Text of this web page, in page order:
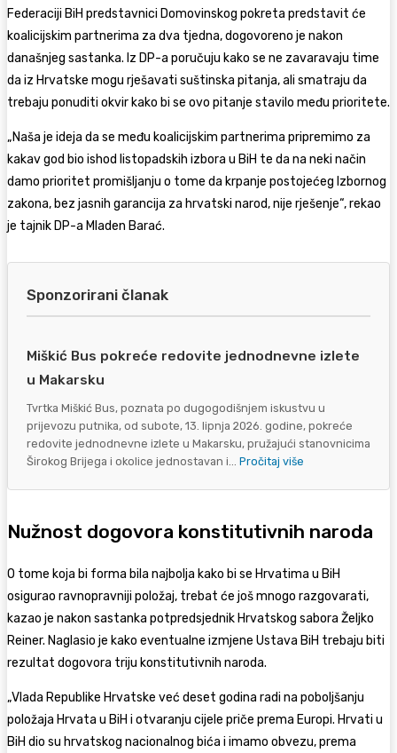
Federaciji BiH predstavnici Domovinskog pokreta predstavit će
koalicijskim partnerima za dva tjedna, dogovoreno je nakon
današnjeg sastanka. Iz DP-a poručuju kako se ne zavaravaju time
da iz Hrvatske mogu rješavati suštinska pitanja, ali smatraju da
trebaju ponuditi okvir kako bi se ovo pitanje stavilo među prioritete.
„Naša je ideja da se među koalicijskim partnerima pripremimo za
kakav god bio ishod listopadskih izbora u BiH te da na neki način
damo prioritet promišljanju o tome da krpanje postojećeg Izbornog
zakona, bez jasnih garancija za hrvatski narod, nije rješenje“, rekao
je tajnik DP-a Mladen Barać.
Sponzorirani članak
Miškić Bus pokreće redovite jednodnevne izlete
u Makarsku
Tvrtka Miškić Bus, poznata po dugogodišnjem iskustvu u
prijevozu putnika, od subote, 13. lipnja 2026. godine, pokreće
redovite jednodnevne izlete u Makarsku, pružajući stanovnicima
Širokog Brijega i okolice jednostavan i... Pročitaj više
Nužnost dogovora konstitutivnih naroda
O tome koja bi forma bila najbolja kako bi se Hrvatima u BiH
osigurao ravnopravniji položaj, trebat će još mnogo razgovarati,
kazao je nakon sastanka potpredsjednik Hrvatskog sabora Željko
Reiner. Naglasio je kako eventualne izmjene Ustava BiH trebaju biti
rezultat dogovora triju konstitutivnih naroda.
„Vlada Republike Hrvatske već deset godina radi na poboljšanju
položaja Hrvata u BiH i otvaranju cijele priče prema Europi. Hrvati u
BiH dio su hrvatskog nacionalnog bića i imamo obvezu, prema